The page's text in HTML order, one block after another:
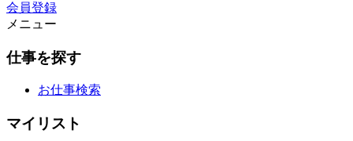
会員登録
メニュー
仕事を探す
お仕事検索
マイリスト